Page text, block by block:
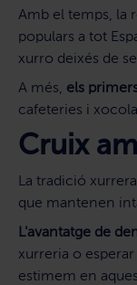
Amb el temps, la
populars a tot
xurro deixés de
A més, els
cafeteries i
Cruix
La tradició
que mantenen
L'avantatge de
xurreria o
estimem en